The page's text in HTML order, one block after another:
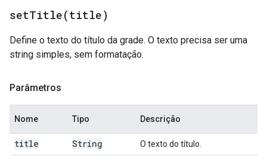
setTitle(title)
Define o texto do título da grade. O texto precisa ser uma
string simples, sem formatação.
Parâmetros
Nome Tipo Descrição
title String O texto do título.